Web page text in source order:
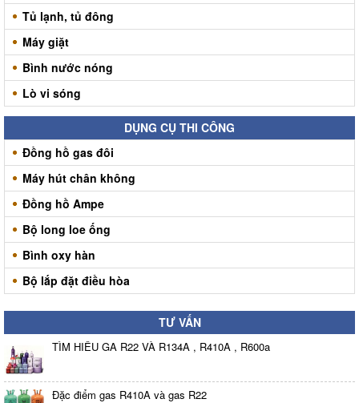
Tủ lạnh, tủ đông
Máy giặt
Bình nước nóng
Lò vi sóng
DỤNG CỤ THI CÔNG
Đồng hồ gas đôi
Máy hút chân không
Đồng hồ Ampe
Bộ long loe ống
Bình oxy hàn
Bộ lắp đặt điều hòa
TƯ VẤN
TÌM HIỂU GA R22 VÀ R134A , R410A , R600a
Đặc điểm gas R410A và gas R22